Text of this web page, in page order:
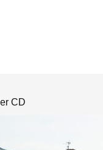
CD